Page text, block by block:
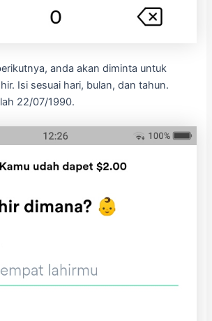
anda akan diminta untuk
Isi sesuai hari, bulan, dan tahun.
22/07/1990.